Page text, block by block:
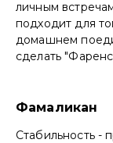
личным
подходит для
домашнем
сделать
Фамаликан
Стабильность -